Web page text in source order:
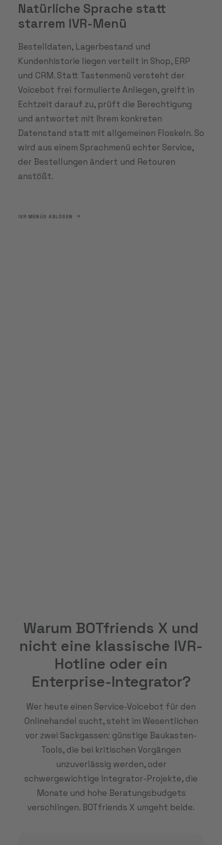
Natürliche Sprache statt
starrem IVR-Menü
Bestelldaten, Lagerbestand und
Kundenhistorie liegen verteilt in Shop, ERP
und CRM. Statt Tastenmenü versteht der
Voicebot frei formulierte Anliegen, greift in
Echtzeit darauf zu, prüft die Berechtigung
und antwortet mit Ihrem konkreten
Datenstand statt mit allgemeinen Floskeln. So
wird aus einem Sprachmenü echter Service,
der Bestellungen ändert und Retouren
anstößt.
IVR MENÜS ABLÖSEN
Warum BOTfriends X und
nicht eine klassische IVR-
Hotline oder ein
Enterprise-Integrator?
Wer heute einen Service-Voicebot für den
Onlinehandel sucht, steht im Wesentlichen
vor zwei Sackgassen: günstige Baukasten-
Tools, die bei kritischen Vorgängen
unzuverlässig werden, oder
schwergewichtige Integrator-Projekte, die
Monate und hohe Beratungsbudgets
verschlingen. BOTfriends X umgeht beide.